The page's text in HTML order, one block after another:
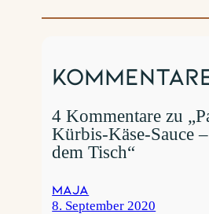
4 Kommentare zu
Kürbis-Käse-Sauce
dem Tisch“
Maja
8. September 2020